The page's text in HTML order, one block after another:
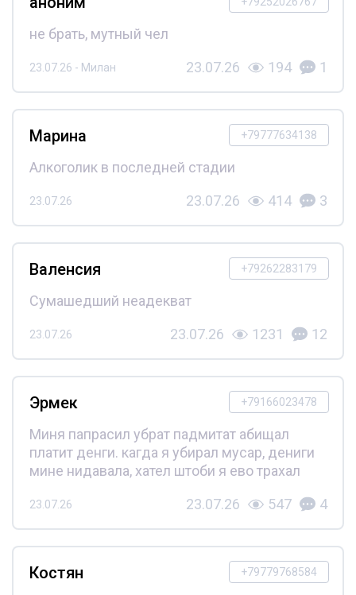
не брать, мутный чел
23.07.26 - Милан 23.07.26 194 1
+79777634138
Марина
Алкоголик в последней стадии
23.07.26 23.07.26 414 3
+79262283179
Валенсия
Сумашедший неадекват
23.07.26 23.07.26 1231 12
+79166023478
Эрмек
Миня папрасил убрат падмитат абищал
платит денги. кагда я убирал мусар, дениги
мине нидавала, хател штоби я ево трахал
23.07.26 23.07.26 547 4
+79779768584
Костян